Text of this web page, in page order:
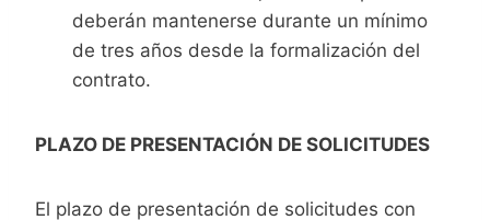
deberán mantenerse durante un mínimo
de tres años desde la formalización del
contrato.
PLAZO DE PRESENTACIÓN DE SOLICITUDES
El plazo de presentación de solicitudes con